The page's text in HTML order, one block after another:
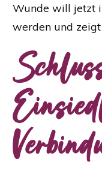
Wunde will jetzt
werden und